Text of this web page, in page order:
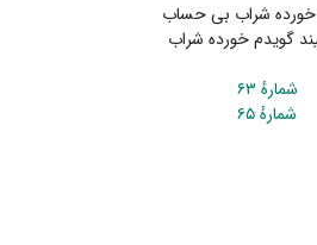
شراب بی‌ حساب
گویدم خورده شراب
شمارهٔ ۶۳
شمارهٔ ۶۵